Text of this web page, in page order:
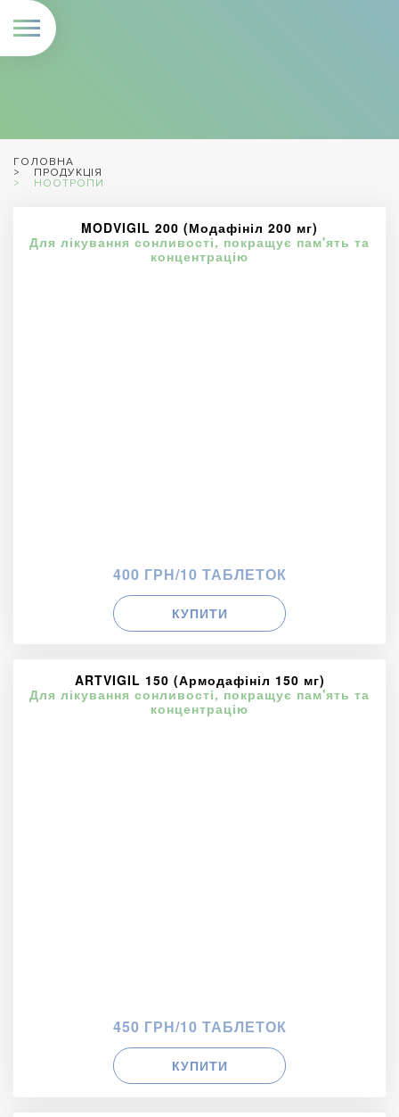
ГОЛОВНА
ПРОДУКЦІЯ
НООТРОПИ
MODVIGIL 200 (Модафініл 200 мг)
Для лікування сонливості, покращує пам'ять та
концентрацію
400 ГРН/10 ТАБЛЕТОК
КУПИТИ
ARTVIGIL 150 (Армодафініл 150 мг)
Для лікування сонливості, покращує пам'ять та
концентрацію
450 ГРН/10 ТАБЛЕТОК
КУПИТИ